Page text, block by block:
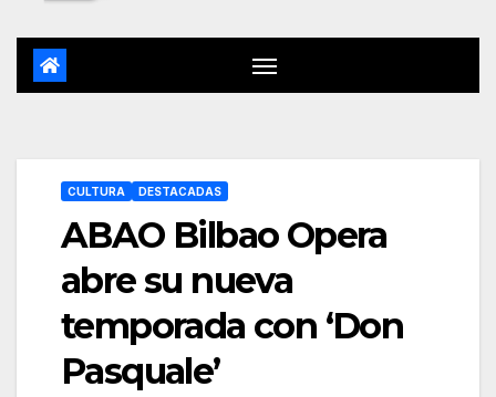
CULTURA DESTACADAS
ABAO Bilbao Opera
abre su nueva
temporada con ‘Don
Pasquale’